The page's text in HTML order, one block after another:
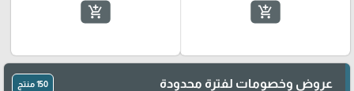
add_shopping_cart
add_shopping_cart
عروض وخصومات لفترة محدودة 150 منتج